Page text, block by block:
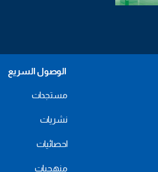
الوصول السريع
مستجدات
نشريات
احصائيات
منهجيات